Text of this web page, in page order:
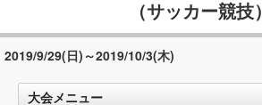
（サッカー競技）
2019/9/29(日)～2019/10/3(木)
大会メニュー